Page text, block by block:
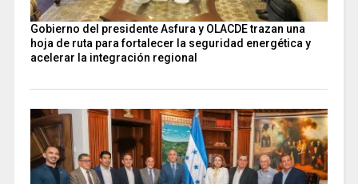
Gobierno del presidente Asfura y OLACDE trazan una
hoja de ruta para fortalecer la seguridad energética y
acelerar la integración regional